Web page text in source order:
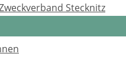
Stecknitz